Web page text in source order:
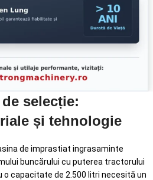
selecție:
și tehnologie
de imprastiat ingrasaminte
buncărului cu puterea tractorului
o capacitate de 2.500 litri necesită un